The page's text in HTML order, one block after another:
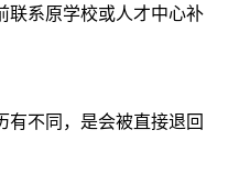
联系原学校或人才中心补
有不同，是会被直接退回